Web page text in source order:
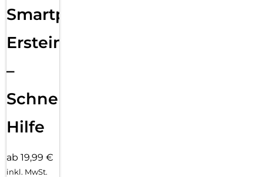
Smartphone
Ersteinrichtung
–
Schnelle
Hilfe
ab 19,99 €
inkl. MwSt.